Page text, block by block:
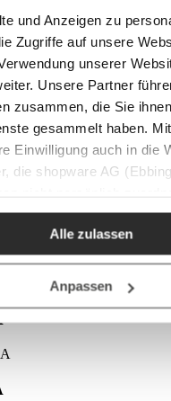
und Anzeigen zu
Zugriffe auf unsere
unserer
Unsere Partner
zusammen, die Sie
gesammelt haben.
Einwilligung auch in die
die shopware AG
Alle zulassen
Anpassen
Paket mit DHL. Sobald die
Versandbestätigung per
Ihre Lieferung jederzeit
wie
Nachbarn festlegen.